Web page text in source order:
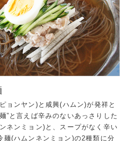
ョンヤン)と咸興(ハムン)が発祥と
”と言えば辛みのないあっさりした
ネンミョン)と、スープがなく辛い
麺(ハムンネンミョン)の2種類に分